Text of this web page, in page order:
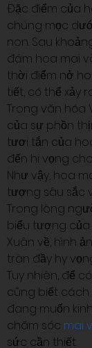
Đặc điểm của
chúng mọc
non. Sau
đám hoa mai
thời điểm nở
tiết, có thể xảy
Trong văn hóa
của sự phồn
tươi tắn của
đến hi vọng
Như vậy, hoa
tượng sâu sắc
Trong lòng
biểu tượng của
Xuân về, hình
tràn đầy hy
Tuy nhiên, để
cũng biết cách
đang muốn
chăm sóc mai
sức cần thiết.